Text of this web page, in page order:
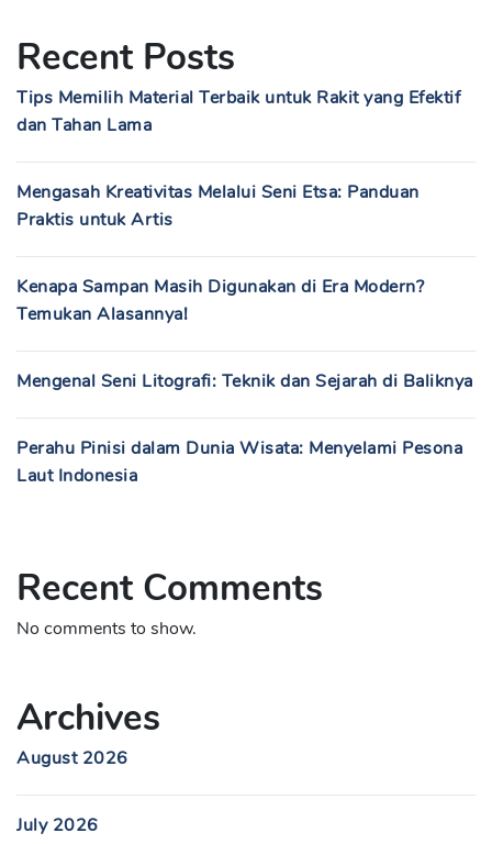
Recent Posts
Tips Memilih Material Terbaik untuk Rakit yang Efektif
dan Tahan Lama
Mengasah Kreativitas Melalui Seni Etsa: Panduan
Praktis untuk Artis
Kenapa Sampan Masih Digunakan di Era Modern?
Temukan Alasannya!
Mengenal Seni Litografi: Teknik dan Sejarah di Baliknya
Perahu Pinisi dalam Dunia Wisata: Menyelami Pesona
Laut Indonesia
Recent Comments
No comments to show.
Archives
August 2026
July 2026